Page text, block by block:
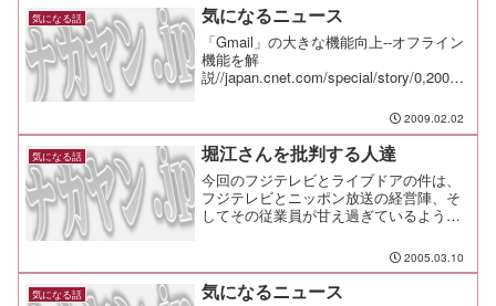
気になる話 気になるニュース
「Gmail」の大きな機能向上--オフライン
機能を解
説//japan.cnet.com/special/story/0,20000
SNS「ツツヌケ」--幽霊ユーザー生まな
い仕掛け//ja...
2009.02.02
気になる話 堀江さんを批判する人達
今回のフジテレビとライブドアの件は、
フジテレビとニッポン放送の経営陣、そ
してその従業員が甘え過ぎているように
無いことを、自分たちで勝手にルールだ
と思っていたんじゃないかと。
2005.03.10
気になる話 気になるニュース